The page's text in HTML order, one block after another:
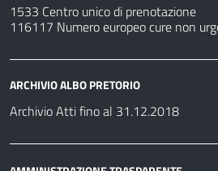
1533 Centro unico di prenotazione
116117 Numero europeo cure non
ARCHIVIO ALBO PRETORIO
Archivio Atti fino al 31.12.2018